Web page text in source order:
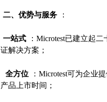
二、优势与服务 ：
一站式
：Microtest已建立起
证解决方案；
全方位
：Microtest可为企业
产品上市时间；